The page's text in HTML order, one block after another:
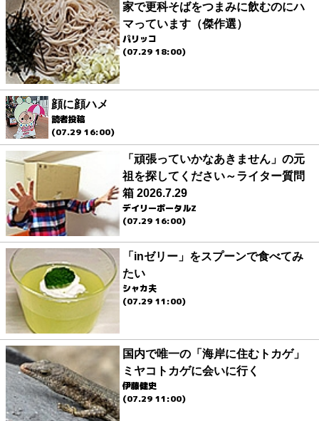
家で更科そばをつまみに飲むのにハ
マっています（傑作選）
パリッコ
(07.29 18:00)
顔に顔ハメ
読者投稿
(07.29 16:00)
「頑張っていかなあきません」の元
祖を探してください～ライター質問
箱 2026.7.29
デイリーポータルZ
(07.29 16:00)
「inゼリー」をスプーンで食べてみ
たい
シャカ夫
(07.29 11:00)
国内で唯一の「海岸に住むトカゲ」
ミヤコトカゲに会いに行く
伊藤健史
(07.29 11:00)